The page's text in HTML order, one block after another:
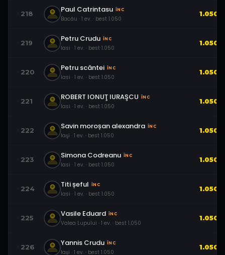
218 Paul Catrintasu ÎNC
Bacău · 1 ev. · best 1.050
1.050
219 Petru Crudu ÎNC
Iasi · 1 ev. · best 1.050
1.050
220 Petru scântei ÎNC
Iasi · 1 ev. · best 1.050
1.050
221 ROBERT IONUŢ IURAŞCU ÎNC
Iasi · 1 ev. · best 1.050
1.050
222 Savin moroșan alexandra ÎNC
Iaşi · 1 ev. · best 1.050
1.050
223 Simona Codreanu ÎNC
Iasi · 1 ev. · best 1.050
1.050
224 Titi șeful ÎNC
Iasi · 1 ev. · best 1.050
1.050
225 Vasile Eduard ÎNC
Valea Lupului · 1 ev. · best 1.050
1.050
226 Yannis Crudu ÎNC
Iași · 1 ev. · best 1.050
1.050